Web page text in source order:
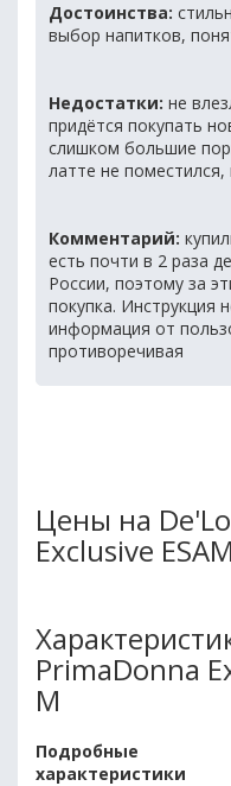
Достоинства:
выбор напитков,
Недостатки: не
придётся покупать
слишком большие
латте не
Комментарий:
есть почти в 2 раза
России, поэтому за
покупка. Инструкция
информация от
противоречивая
Цены на
Exclusive
PrimaDonna
M
Подробные
характеристики